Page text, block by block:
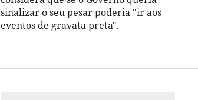
sinalizar o seu pesar poderia "ir aos
eventos de gravata preta".